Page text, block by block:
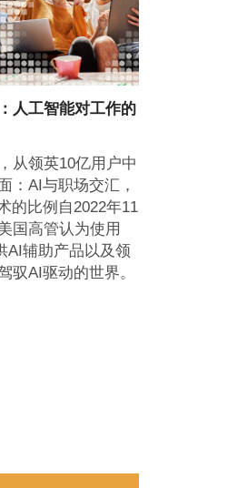
人工智能对工作的
从领英10亿用户中
：AI与职场交汇，
的比例自2022年11
国高管认为使用
AI辅助产品以及领
驭AI驱动的世界。